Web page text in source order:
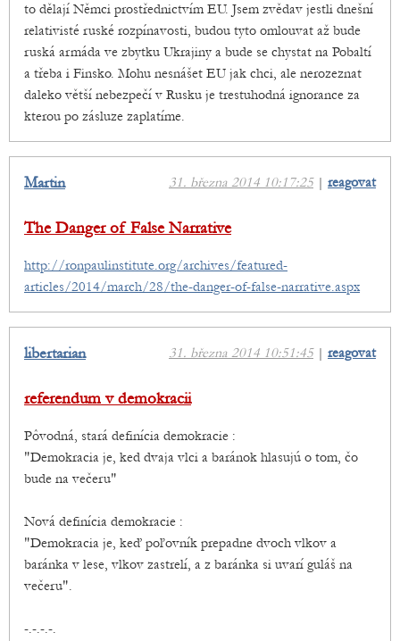
to dělají Němci prostřednictvím EU. Jsem zvědav jestli dnešní
relativisté ruské rozpínavosti, budou tyto omlouvat až bude
ruská armáda ve zbytku Ukrajiny a bude se chystat na Pobaltí
a třeba i Finsko. Mohu nesnášet EU jak chci, ale nerozeznat
daleko větší nebezpečí v Rusku je trestuhodná ignorance za
kterou po zásluze zaplatíme.
31. března 2014 10:17:25| reagovat
Martin
The Danger of False Narrative
http://ronpaulinstitute.org/archives/featured-
articles/2014/march/28/the-danger-of-false-narrative.aspx
31. března 2014 10:51:45| reagovat
libertarian
referendum v demokracii
Pôvodná, stará definícia demokracie :
"Demokracia je, ked dvaja vlci a baránok hlasujú o tom, čo
bude na večeru"
Nová definícia demokracie :
"Demokracia je, keď poľovník prepadne dvoch vlkov a
baránka v lese, vlkov zastrelí, a z baránka si uvarí guláš na
večeru".
-.-.-.-.